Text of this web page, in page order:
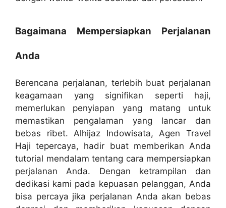
Bagaimana Mempersiapkan Perjalanan
Anda
Berencana perjalanan, terlebih buat perjalanan
keagamaan yang signifikan seperti haji,
memerlukan penyiapan yang matang untuk
memastikan pengalaman yang lancar dan
bebas ribet. Alhijaz Indowisata, Agen Travel
Haji tepercaya, hadir buat memberikan Anda
tutorial mendalam tentang cara mempersiapkan
perjalanan Anda. Dengan ketrampilan dan
dedikasi kami pada kepuasan pelanggan, Anda
bisa percaya jika perjalanan Anda akan bebas